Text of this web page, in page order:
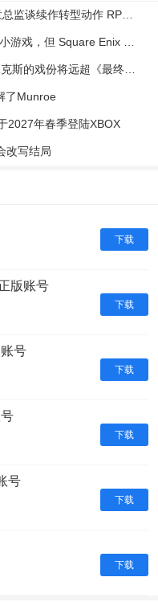
了Munroe
2027年春季登陆XBOX
改写结局
下载
下载
版账号
下载
号
下载
下载
号
下载